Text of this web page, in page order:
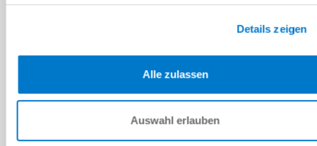
Details zeigen
Alle zulassen
Auswahl erlauben
55
G1/4 po intérieur